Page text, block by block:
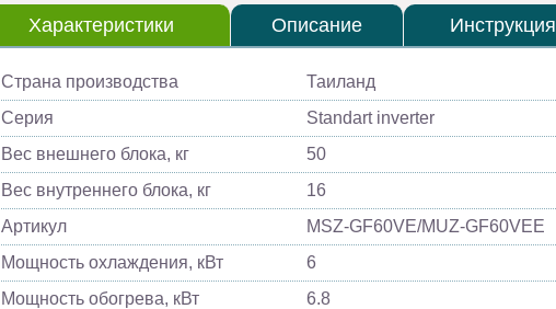
Характеристики Описание Инструкция
Страна производства
Таиланд
Серия
Standart inverter
Вес внешнего блока, кг
50
Вес внутреннего блока, кг
16
Артикул
MSZ-GF60VE/MUZ-GF60VEE
Мощность охлаждения, кВт
6
Мощность обогрева, кВт
6.8